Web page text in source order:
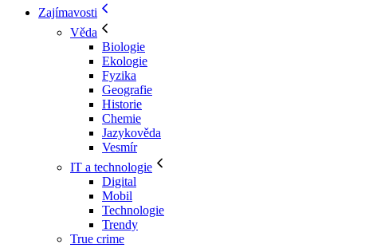
Zajímavosti
Věda
Biologie
Ekologie
Fyzika
Geografie
Historie
Chemie
Jazykověda
Vesmír
IT a technologie
Digital
Mobil
Technologie
Trendy
True crime